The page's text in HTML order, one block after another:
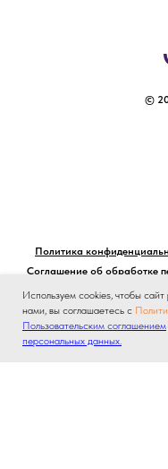
Используем cookies, чтобы
нами, вы соглашаетесь с
Пользовательским соглашением
персональных данных.
©
Политика
Соглашение об обработке